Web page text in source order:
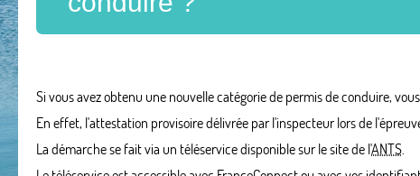
Si vous avez obtenu une nouvelle catégorie de permis de conduire,
En effet, l'attestation provisoire délivrée par l'inspecteur lors de
La démarche se fait via un téléservice disponible sur le site de l'ANTS.